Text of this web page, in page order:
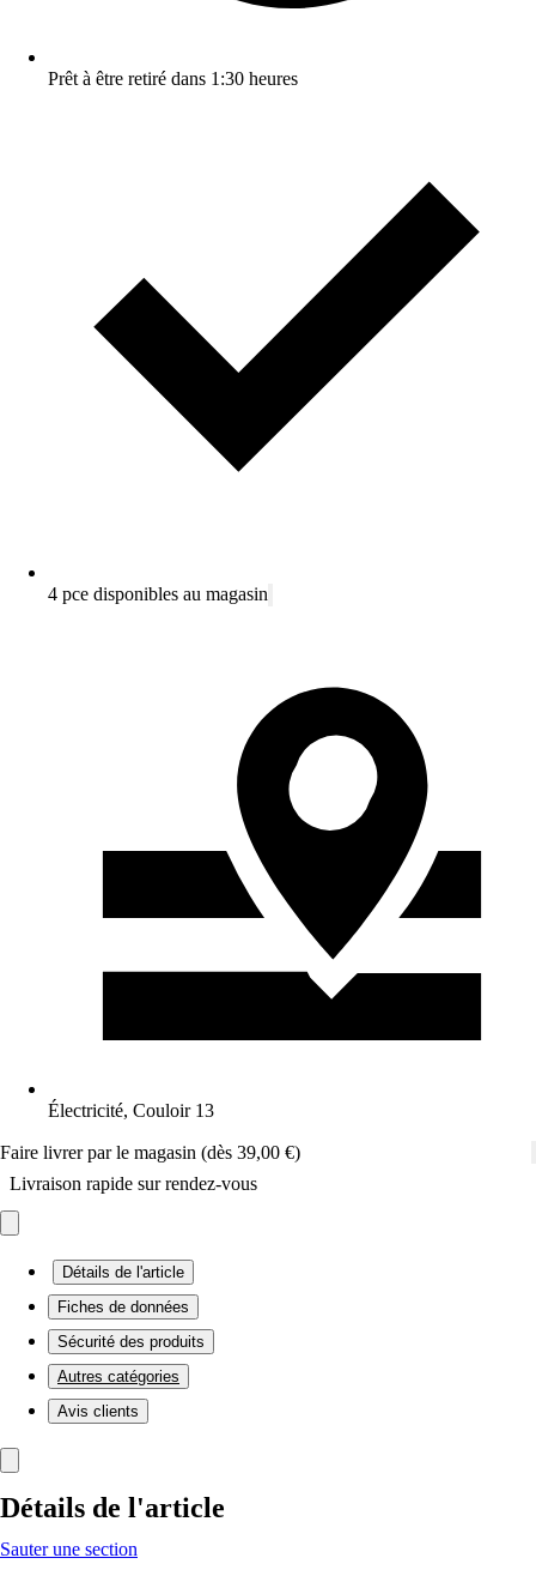
Prêt à être retiré dans 1:30 heures
4 pce disponibles au magasin
Électricité, Couloir 13
Faire livrer par le magasin (dès 39,00 €)
Livraison rapide sur rendez-vous
Détails de l'article
Fiches de données
Sécurité des produits
Autres catégories
Avis clients
Détails de l'article
Sauter une section